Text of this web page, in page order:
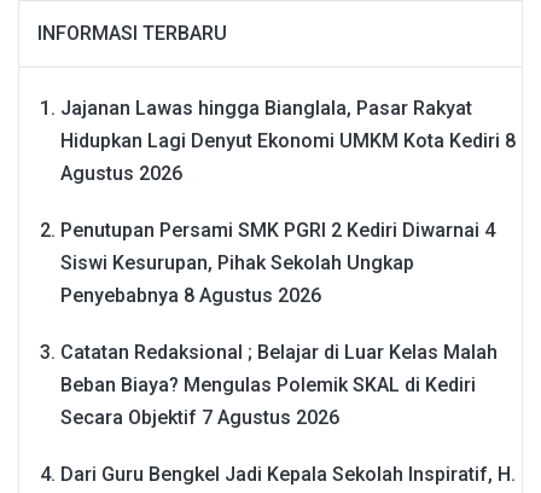
INFORMASI TERBARU
Jajanan Lawas hingga Bianglala, Pasar Rakyat
Hidupkan Lagi Denyut Ekonomi UMKM Kota Kediri 8
Agustus 2026
Penutupan Persami SMK PGRI 2 Kediri Diwarnai 4
Siswi Kesurupan, Pihak Sekolah Ungkap
Penyebabnya 8 Agustus 2026
Catatan Redaksional ; Belajar di Luar Kelas Malah
Beban Biaya? Mengulas Polemik SKAL di Kediri
Secara Objektif 7 Agustus 2026
Dari Guru Bengkel Jadi Kepala Sekolah Inspiratif, H.